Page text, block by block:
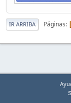
IR ARRIBA Páginas